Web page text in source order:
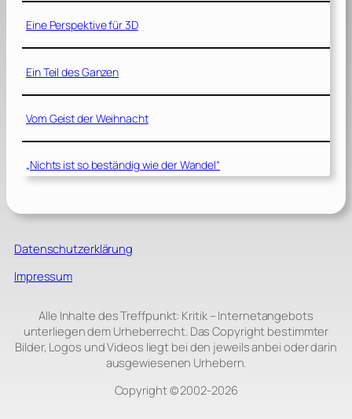
Eine Perspektive für 3D
Ein Teil des Ganzen
Vom Geist der Weihnacht
„Nichts ist so beständig wie der Wandel“
Datenschutzerklärung
Impressum
Alle Inhalte des Treffpunkt: Kritik – Internetangebots
unterliegen dem Urheberrecht. Das Copyright bestimmter
Bilder, Logos und Videos liegt bei den jeweils anbei oder darin
ausgewiesenen Urhebern.
Copyright © 2002‑2026